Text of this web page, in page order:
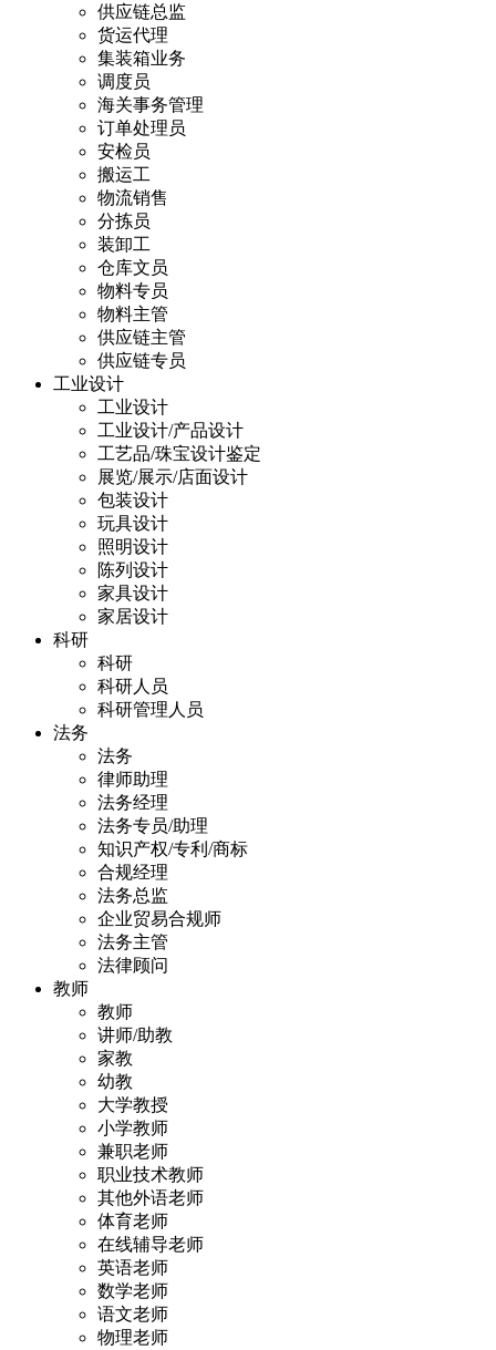
供应链总监
货运代理
集装箱业务
调度员
海关事务管理
订单处理员
安检员
搬运工
物流销售
分拣员
装卸工
仓库文员
物料专员
物料主管
供应链主管
供应链专员
工业设计
工业设计
工业设计/产品设计
工艺品/珠宝设计鉴定
展览/展示/店面设计
包装设计
玩具设计
照明设计
陈列设计
家具设计
家居设计
科研
科研
科研人员
科研管理人员
法务
法务
律师助理
法务经理
法务专员/助理
知识产权/专利/商标
合规经理
法务总监
企业贸易合规师
法务主管
法律顾问
教师
教师
讲师/助教
家教
幼教
大学教授
小学教师
兼职老师
职业技术教师
其他外语老师
体育老师
在线辅导老师
英语老师
数学老师
语文老师
物理老师